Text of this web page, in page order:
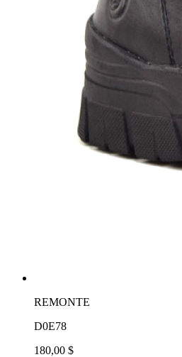
REMONTE
D0E78
180,00 $